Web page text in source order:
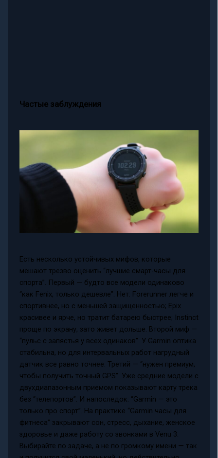
Частые заблуждения
Есть несколько устойчивых мифов, которые
мешают трезво оценить “лучшие смарт-часы для
спорта”. Первый — будто все модели одинаково
“как Fenix, только дешевле”. Нет: Forerunner легче и
спортивнее, но с меньшей защищенностью; Epix
красивее и ярче, но тратит батарею быстрее; Instinct
проще по экрану, зато живет дольше. Второй миф —
“пульс с запястья у всех одинаков”. У Garmin оптика
стабильна, но для интервальных работ нагрудный
датчик все равно точнее. Третий — “нужен премиум,
чтобы получить точный GPS”. Уже средние модели с
двухдиапазонным приемом показывают карту трека
без “телепортов”. И напоследок: “Garmin — это
только про спорт”. На практике “Garmin часы для
фитнеса” закрывают сон, стресс, дыхание, женское
здоровье и даже работу со звонками в Venu 3.
Выбирайте по задаче, а не по громкому имени — так